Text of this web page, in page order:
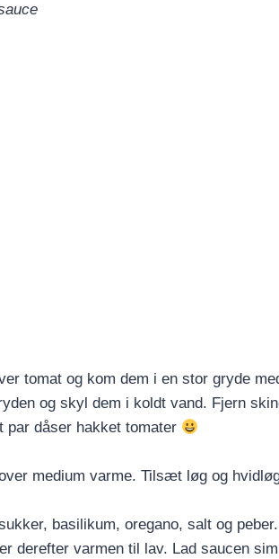
tomat og kom dem i en stor gryde
og skyl dem i koldt vand. Fjern
dåser hakket tomater
medium varme. Tilsæt løg og
basilikum, oregano, salt og
derefter varmen til lav. Lad saucen